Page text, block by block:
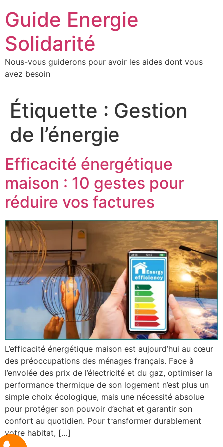
au
contenu
Guide Energie
Solidarité
Nous-vous guiderons pour avoir les aides dont vous
avez besoin
Étiquette : Gestion
de l’énergie
Efficacité énergétique
maison : 10 gestes pour
réduire vos factures
L’efficacité énergétique maison est aujourd’hui au cœur
des préoccupations des ménages français. Face à
l’envolée des prix de l’électricité et du gaz, optimiser la
performance thermique de son logement n’est plus un
simple choix écologique, mais une nécessité absolue
pour protéger son pouvoir d’achat et garantir son
confort au quotidien. Pour transformer durablement
votre habitat, […]